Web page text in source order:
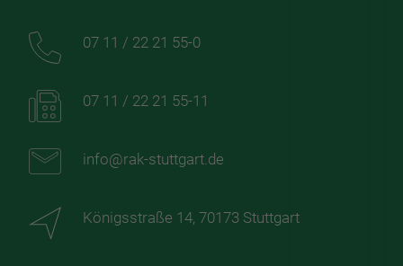
07 11 / 22 21 55-0
07 11 / 22 21 55-11
info@rak-stuttgart.de
Königsstraße 14, 70173 Stuttgart